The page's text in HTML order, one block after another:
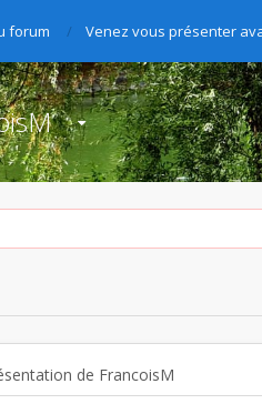
forum Venez vous présenter
de FrancoisM